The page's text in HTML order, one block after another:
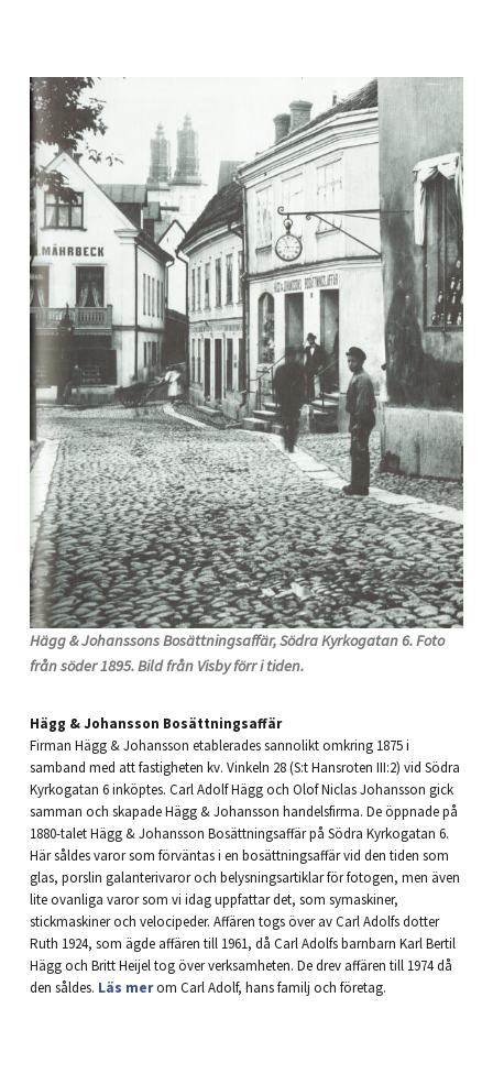
Hägg & Johanssons Bosättningsaffär, Södra Kyrkogatan 6. Foto
från söder 1895. Bild från Visby förr i tiden.
Hägg & Johansson Bosättningsaffär
Firman Hägg & Johansson etablerades sannolikt omkring 1875 i
samband med att fastigheten kv. Vinkeln 28 (S:t Hansroten III:2) vid Södra
Kyrkogatan 6 inköptes. Carl Adolf Hägg och Olof Niclas Johansson gick
samman och skapade Hägg & Johansson handelsfirma. De öppnade på
1880-talet Hägg & Johansson Bosättningsaffär på Södra Kyrkogatan 6.
Här såldes varor som förväntas i en bosättningsaffär vid den tiden som
glas, porslin galanterivaror och belysningsartiklar för fotogen, men även
lite ovanliga varor som vi idag uppfattar det, som symaskiner,
stickmaskiner och velocipeder. Affären togs över av Carl Adolfs dotter
Ruth 1924, som ägde affären till 1961, då Carl Adolfs barnbarn Karl Bertil
Hägg och Britt Heijel tog över verksamheten. De drev affären till 1974 då
den såldes. Läs merom Carl Adolf, hans familj och företag.